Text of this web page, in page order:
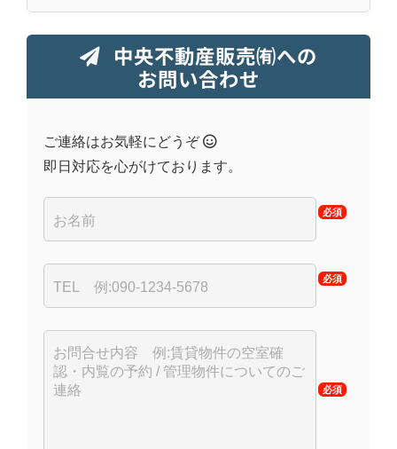
中央不動産販売㈲への
お問い合わせ
ご連絡はお気軽にどうぞ
即日対応を心がけております。
必須
必須
必須